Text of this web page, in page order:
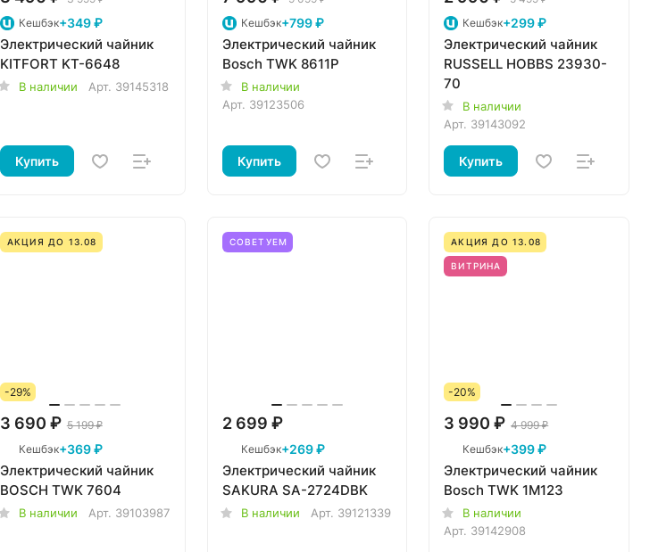
Кешбэк+349 ₽
Электрический чайник
KITFORT KT-6648
В наличии Арт. 39145318
Купить
Кешбэк+799 ₽
Электрический чайник
Bosch TWK 8611P
В наличии
Арт. 39123506
Купить
Кешбэк+299 ₽
Электрический чайник
RUSSELL HOBBS 23930-
70
В наличии
Арт. 39143092
Купить
АКЦИЯ ДО 13.08
-29%
3 690 ₽ 5 199 ₽
Кешбэк+369 ₽
Электрический чайник
BOSCH TWK 7604
В наличии Арт. 39103987
СОВЕТУЕМ
2 699 ₽
Кешбэк+269 ₽
Электрический чайник
SAKURA SA-2724DBK
В наличии Арт. 39121339
АКЦИЯ ДО 13.08
ВИТРИНА
-20%
3 990 ₽ 4 999 ₽
Кешбэк+399 ₽
Электрический чайник
Bosch TWK 1M123
В наличии
Арт. 39142908